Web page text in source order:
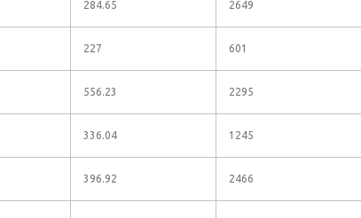
284.65 2649
227 601
556.23 2295
336.04 1245
396.92 2466